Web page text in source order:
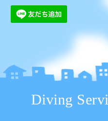
Diving